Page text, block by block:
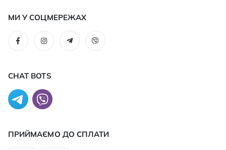
МИ У СОЦМЕРЕЖАХ
CHAT BOTS
ПРИЙМАЄМО ДО CПЛАТИ